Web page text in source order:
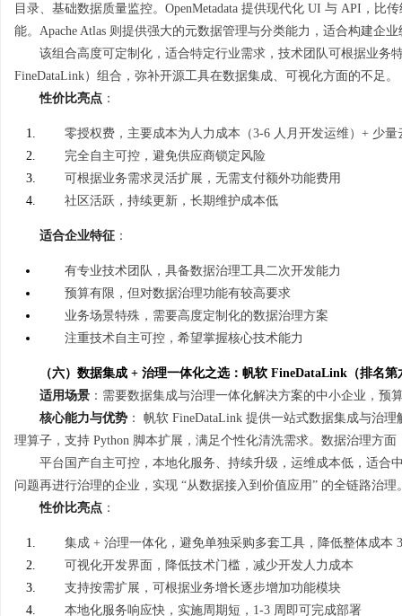
目录、基础数据质量监控。OpenMetadata 提供现代化 UI 与 API，
能。Apache Atlas 则提供强大的元数据管理与分类能力，适合构建企
该组合高度可定制化，适合特定行业需求，技术团队可根据业务
FineDataLink）组合，弥补开源工具在数据集成、可视化方面的不足。
性价比亮点 ：
零授权费，主要成本为人力成本（3-6 人月开发运维）+ 少量
完全自主可控，避免供应商锁定风险
可根据业务需求灵活扩展，无需支付额外功能费用
社区活跃，持续更新，长期维护成本低
适合企业特征 ：
有专业技术团队，具备数据治理工具二次开发能力
预算有限，但对数据治理功能有较高要求
业务场景特殊，需要高度定制化的数据治理方案
注重技术自主可控，希望掌握核心技术能力
（六）数据集成 + 治理一体化之选：帆软 FineDataLink（排名第
适用场景 ：需要数据集成与治理一体化解决方案的中小企业，预
核心能力与优势 ： 帆软 FineDataLink 提供一站式数据集成与治
理算子，支持 Python 脚本扩展，满足个性化清洗需求。数据治理方
平台国产自主可控，本地化服务、持续升级，运维成本低，适合
问题再进行治理的企业，实现 “从数据接入到价值应用” 的全链路治理
性价比亮点 ：
集成 + 治理一体化，避免单独采购多套工具，降低整体成本
可视化开发界面，降低技术门槛，减少开发人力成本
支持按需扩展，可根据业务增长逐步增加功能模块
本地化服务响应快，实施周期短，1-3 周即可完成部署